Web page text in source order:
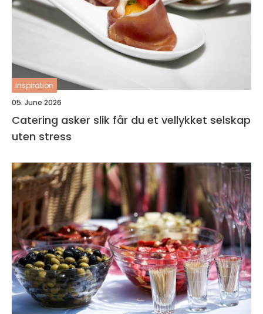
inspiration
05. June 2026
Catering asker slik får du et vellykket selskap
uten stress